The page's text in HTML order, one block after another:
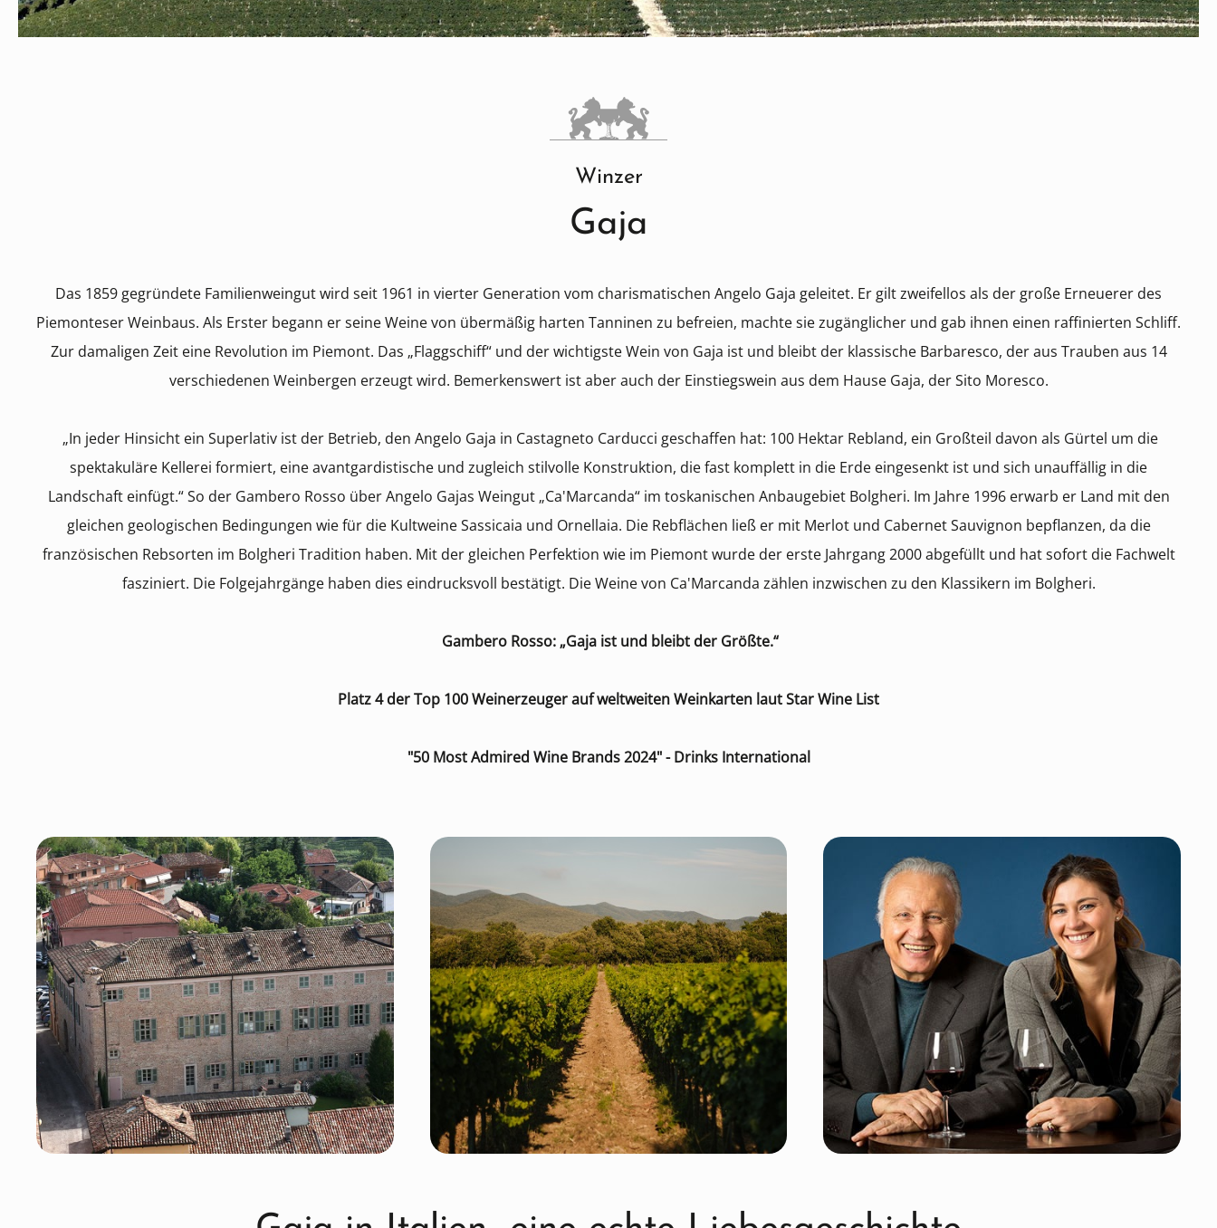
Winzer
Gaja
Das 1859 gegründete Familienweingut wird seit 1961 in vierter Generation vom charismatischen Angelo Gaja geleitet. Er gilt zweifellos als der große Erneuerer des
Piemonteser Weinbaus. Als Erster begann er seine Weine von übermäßig harten Tanninen zu befreien, machte sie zugänglicher und gab ihnen einen raffinierten Schliff.
Zur damaligen Zeit eine Revolution im Piemont. Das „Flaggschiff“ und der wichtigste Wein von Gaja ist und bleibt der klassische Barbaresco, der aus Trauben aus 14
verschiedenen Weinbergen erzeugt wird. Bemerkenswert ist aber auch der Einstiegswein aus dem Hause Gaja, der Sito Moresco.
„In jeder Hinsicht ein Superlativ ist der Betrieb, den Angelo Gaja in Castagneto Carducci geschaffen hat: 100 Hektar Rebland, ein Großteil davon als Gürtel um die
spektakuläre Kellerei formiert, eine avantgardistische und zugleich stilvolle Konstruktion, die fast komplett in die Erde eingesenkt ist und sich unauffällig in die
Landschaft einfügt.“ So der Gambero Rosso über Angelo Gajas Weingut „Ca'Marcanda“ im toskanischen Anbaugebiet Bolgheri. Im Jahre 1996 erwarb er Land mit den
gleichen geologischen Bedingungen wie für die Kultweine Sassicaia und Ornellaia. Die Rebflächen ließ er mit Merlot und Cabernet Sauvignon bepflanzen, da die
französischen Rebsorten im Bolgheri Tradition haben. Mit der gleichen Perfektion wie im Piemont wurde der erste Jahrgang 2000 abgefüllt und hat sofort die Fachwelt
fasziniert. Die Folgejahrgänge haben dies eindrucksvoll bestätigt. Die Weine von Ca'Marcanda zählen inzwischen zu den Klassikern im Bolgheri.
Gambero Rosso: „Gaja ist und bleibt der Größte.“
Platz 4 der Top 100 Weinerzeuger auf weltweiten Weinkarten laut Star Wine List
"50 Most Admired Wine Brands 2024" - Drinks International